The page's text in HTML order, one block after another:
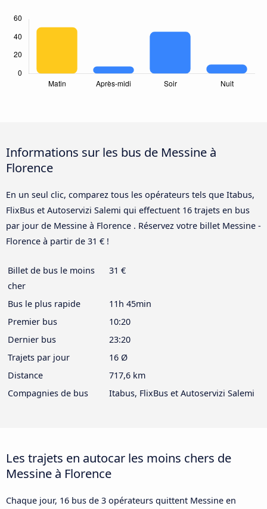
Informations sur les bus de Messine à
Florence
En un seul clic, comparez tous les opérateurs tels que Itabus,
FlixBus et Autoservizi Salemi qui effectuent 16 trajets en bus
par jour de Messine à Florence . Réservez votre billet Messine -
Florence à partir de 31 € !
Billet de bus le moins
cher
31 €
Bus le plus rapide
11h 45min
Premier bus
10:20
Dernier bus
23:20
Trajets par jour
16 Ø
Distance
717,6 km
Compagnies de bus
Itabus, FlixBus et Autoservizi Salemi
Les trajets en autocar les moins chers de
Messine à Florence
Chaque jour, 16 bus de 3 opérateurs quittent Messine en